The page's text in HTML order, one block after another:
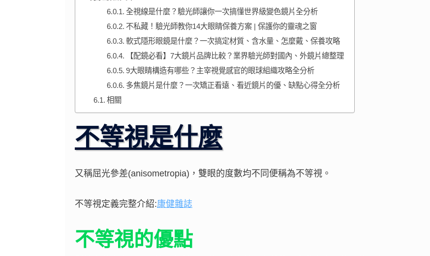
全視線是什麼？驗光師讓你一次搞懂世界級變色鏡片全分析
不私藏！驗光師教你14大眼睛保養方案 | 保護你的靈魂之窗
軟式隱形眼鏡是什麼？一次搞定材質、含水量、怎麼戴、保養攻略
【配鏡必看】7大鏡片品牌比較？業界驗光師對國內、外鏡片總整理
9大眼睛構造有哪些？主宰視覺感官的眼球組織攻略全分析
多焦鏡片是什麼？一次矯正看遠、看近鏡片的優、缺點心得全分析
相關
不等視是什麼
又稱屈光參差(anisometropia)，雙眼的度數均不同便稱為不等視。
不等視定義完整介紹:康健雜誌
不等視的優點